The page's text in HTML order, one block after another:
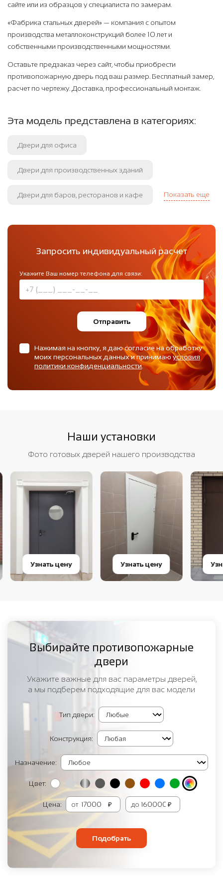
сайте или из образцов у специалиста по замерам.
«Фабрика стальных дверей» — компания с опытом
производства металлоконструкций более 10 лет и
собственными производственными мощностями.
Оставьте предзаказ через сайт, чтобы приобрести
противопожарную дверь под ваш размер. Бесплатный замер,
расчет по чертежу. Доставка, профессиональный монтаж.
Эта модель представлена в категориях:
Двери для офиса
Двери для производственных зданий
Двери для баров, ресторанов и кафе Показать еще
Запросить индивидуальный расчет
Укажите Ваш номер телефона для связи:
Отправить
Нажимая на кнопку, я даю согласие на обработку
моих персональных данных и принимаюусловия
политики конфиденциальности.
Наши установки
Фото готовых дверей нашего производства
Узнать цену Узнать цену
Выбирайте противопожарные
двери
Укажите важные для вас параметры дверей,
а мы подберем подходящие для вас модели
Тип двери:
Конструкция:
Назначение:
Цвет:
Цена: от ₽ до ₽
Подобрать